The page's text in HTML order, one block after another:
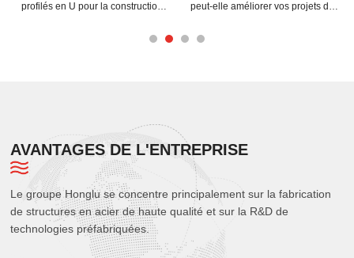
profilés en U pour la construction
peut-elle améliorer vos projets de
AVANTAGES DE L'ENTREPRISE
Le groupe Honglu se concentre principalement sur la fabrication
de structures en acier de haute qualité et sur la R&D de
technologies préfabriquées.